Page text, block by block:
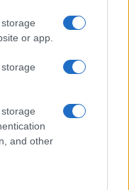
or app.
and other
a Rebbe